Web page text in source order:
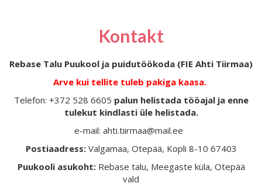
Kontakt
Rebase Talu Puukool ja puidutöökoda (FIE Ahti Tiirmaa)
Arve kui tellite tuleb pakiga kaasa.
Telefon: +372 528 6605 palun helistada tööajal ja enne
tulekut kindlasti üle helistada.
e-mail: ahti.tiirmaa@mail.ee
Postiaadress: Valgamaa, Otepää, Kopli 8-10 67403
Puukooli asukoht: Rebase talu, Meegaste küla, Otepää
vald